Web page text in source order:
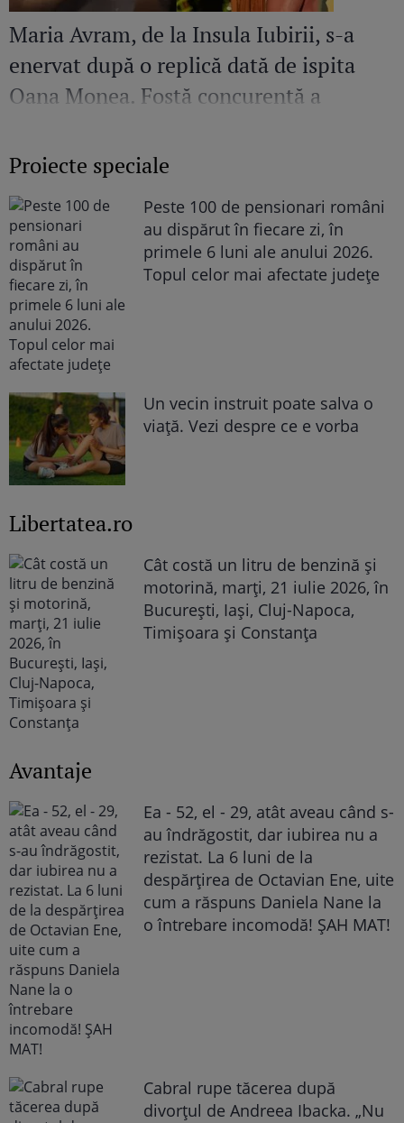
Maria Avram, de la Insula Iubirii, s-a
enervat după o replică dată de ispita
Oana Monea. Fostă concurentă a
Proiecte speciale
Peste 100 de pensionari români
au dispărut în fiecare zi, în
primele 6 luni ale anului 2026.
Topul celor mai afectate județe
Un vecin instruit poate salva o
viață. Vezi despre ce e vorba
Libertatea.ro
Cât costă un litru de benzină și
motorină, marți, 21 iulie 2026, în
București, Iași, Cluj-Napoca,
Timișoara și Constanța
Avantaje
Ea - 52, el - 29, atât aveau când s-
au îndrăgostit, dar iubirea nu a
rezistat. La 6 luni de la
despărțirea de Octavian Ene, uite
cum a răspuns Daniela Nane la
o întrebare incomodă! ȘAH MAT!
Cabral rupe tăcerea după
divorțul de Andreea Ibacka. „Nu